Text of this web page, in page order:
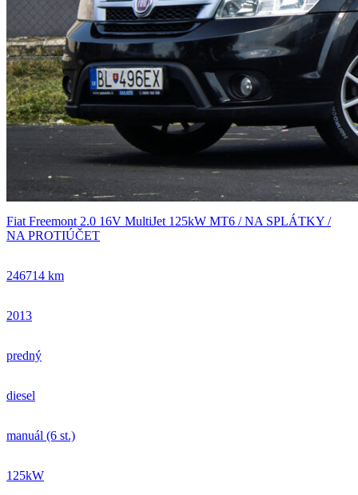
Fiat Freemont 2.0 16V MultiJet 125kW MT6 / NA SPLÁTKY /
NA PROTIÚČET
246714 km
2013
predný
diesel
manuál (6 st.)
125kW